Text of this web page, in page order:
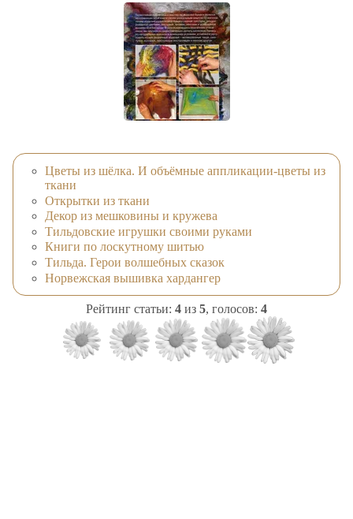
Цветы из шёлка. И объёмные аппликации-цветы из
ткани
Открытки из ткани
Декор из мешковины и кружева
Тильдовские игрушки своими руками
Книги по лоскутному шитью
Тильда. Герои волшебных сказок
Норвежская вышивка хардангер
Рейтинг статьи: 4 из 5, голосов: 4